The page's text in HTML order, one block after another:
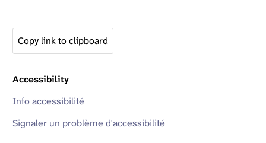
Copy link to clipboard
Accessibility
Info accessibilité
Signaler un problème d'accessibilité